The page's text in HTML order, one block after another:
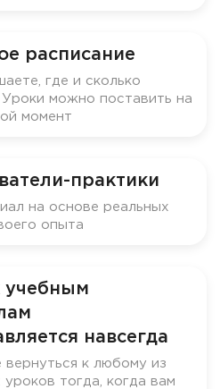
расписание
где и сколько
Уроки можно поставить на
момент
практики
на основе реальных
опыта
учебным
навсегда
к любому из
тогда, когда вам